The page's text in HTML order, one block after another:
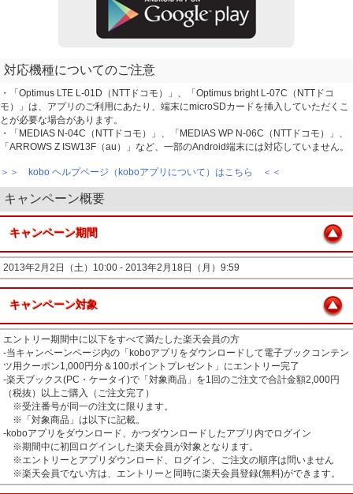
対応機種についてのご注意
・「Optimus LTE L-01D（NTTドコモ）」、「Optimus bright L-07C（NTTドコ
モ）」は、アプリのご利用にあたり、端末にmicroSDカードを挿入していただくこ
とが必要な場合があります。
・「MEDIAS N-04C（NTTドコモ）」、「MEDIAS WP N-06C（NTTドコモ）」、
「ARROWS Z ISW13F（au）」など、一部のAndroid端末には対応していません。
＞＞ kobo ヘルプページ（koboアプリについて）はこちら ＜＜
キャンペーン概要
キャンペーン期間
2013年2月2日（土）10:00 - 2013年2月18日（月）9:59
キャンペーン対象
エントリー期間中に以下をすべて満たした楽天会員の方
‐当キャンペーンページ内の「koboアプリをダウンロードして電子ブックコンテン
ツ用クーポン1,000円分＆100ポイントプレゼント」にエントリー完了
‐楽天ブックス(PC・ケータイ)で「対象商品」を1回のご注文で合計金額2,000円
（税抜）以上ご購入（ご注文完了）
※受注番号が同一の注文に限ります。
※「対象商品」は以下に記載。
‐koboアプリをダウンロード、かつダウンロードしたアプリ内でログイン
※期間中に初回ログインした楽天会員が対象となります。
※エントリーとアプリダウンロード、ログイン、ご注文の順序は問いません
※楽天会員でない方は、エントリーと同時に楽天会員登録(無料)ができます。